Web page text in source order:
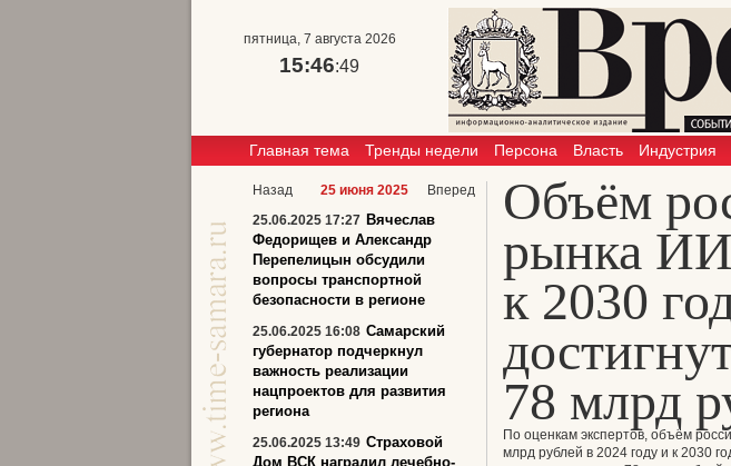
пятница, 7 августа 2026
15:46:50
Главная тема Тренды недели Персона Власть Индустрия
Объём
рынка
к 2030
78 млрд
По оценкам экспертов, объём
млрд рублей в 2024 году и к 2030
Назад 25 июня 2025
Вперед
25.06.2025 17:27 Вячеслав
Федорищев и Александр
Перепелицын обсудили
вопросы транспортной
безопасности в регионе
25.06.2025 16:08 Самарский
губернатор подчеркнул
важность реализации
нацпроектов для развития
региона
25.06.2025 13:49 Страховой
Дом ВСК наградил лечебно-